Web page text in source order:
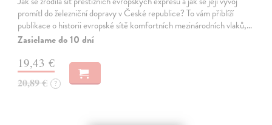
promítl do železniční dopravy v České republice? To vám přiblíží
publikace o historii evropské sítě komfortních mezinárodních vlaků,…
Zasielame do 10 dní
19,43 €
20,89 € ?